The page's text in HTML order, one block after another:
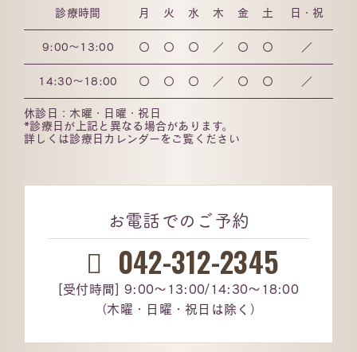
診療時間 月 火 水 木 金 土 日・祝
9:00～13:00 〇 〇 〇 ／ 〇 〇 ／
14:30～18:00 〇 〇 〇 ／ 〇 〇 ／
休診日：木曜・日曜・祝日
*診療日が上記と異なる場合があります。
詳しくは診療日カレンダーをご覧ください
お電話でのご予約
042-312-2345
[受付時間] 9:00～13:00/14:30～18:00
（木曜・日曜・祝日は除く）